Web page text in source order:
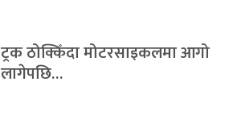
ट्रक ठोक्किँदा मोटरसाइकलमा आगो
लागेपछि…